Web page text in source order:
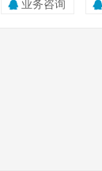
业务咨询